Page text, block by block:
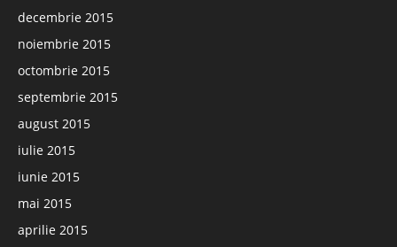
decembrie 2015
noiembrie 2015
octombrie 2015
septembrie 2015
august 2015
iulie 2015
iunie 2015
mai 2015
aprilie 2015